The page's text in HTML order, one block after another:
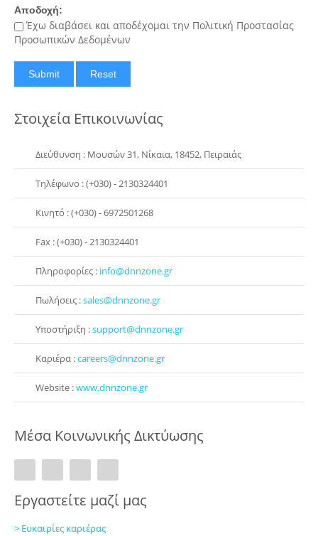
Αποδοχή:
Έχω διαβάσει και αποδέχομαι την Πολιτική Προστασίας
Προσωπικών Δεδομένων
Στοιχεία Επικοινωνίας
Διεύθυνση : Μουσών 31, Νίκαια, 18452, Πειραιάς
Τηλέφωνο : (+030) - 2130324401
Κινητό : (+030) - 6972501268
Fax : (+030) - 2130324401
Πληροφορίες : info@dnnzone.gr
Πωλήσεις :sales@dnnzone.gr
Υποστήριξη :support@dnnzone.gr
Καριέρα :careers@dnnzone.gr
Website :www.dnnzone.gr
Μέσα Κοινωνικής Δικτύωσης
Εργαστείτε μαζί μας
> Ευκαιρίες καριέρας